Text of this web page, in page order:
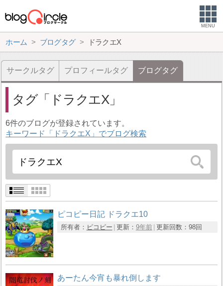
MENU
ホーム ブログタグ ドラクエX
サークルタグ プロフィールタグ ブログタグ
タグ ドラクエX
6件のブログが登録されています。
キーワード「ドラクエX」でブログ検索
ピコピー日記 ドラクエ10
所有者： ピコピー 更新： 9年前 更新回数： 98回
あーたん今宵も暴れ倒します